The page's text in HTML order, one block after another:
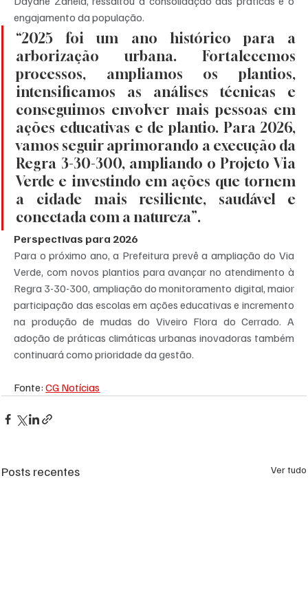
engajamento da população.
“2025 foi um ano histórico para a
arborização urbana. Fortalecemos
processos, ampliamos os plantios,
intensificamos as análises técnicas e
conseguimos envolver mais pessoas em
ações educativas e de plantio. Para 2026,
vamos seguir aprimorando a execução da
Regra 3-30-300, ampliando o Projeto Via
Verde e investindo em ações que tornem
a cidade mais resiliente, saudável e
conectada com a natureza”.
Perspectivas para 2026
Para o próximo ano, a Prefeitura prevê a ampliação do Via
Verde, com novos plantios para avançar no atendimento à
Regra 3-30-300, ampliação do monitoramento digital, maior
participação das escolas em ações educativas e incremento
na produção de mudas do Viveiro Flora do Cerrado. A
adoção de práticas climáticas urbanas inovadoras também
continuará como prioridade da gestão.
Fonte: CG Notícias
Posts recentes Ver tudo